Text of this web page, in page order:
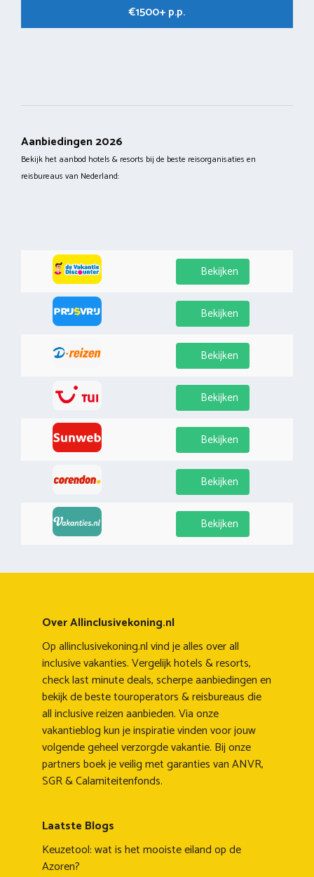
€1500+ p.p.
Aanbiedingen 2026
Bekijk het aanbod hotels & resorts bij de beste reisorganisaties en
reisbureaus van Nederland:
Bekijken
Bekijken
Bekijken
Bekijken
Bekijken
Bekijken
Bekijken
Over Allinclusivekoning.nl
Op allinclusivekoning.nl vind je alles over all
inclusive vakanties. Vergelijk hotels & resorts,
check last minute deals, scherpe aanbiedingen en
bekijk de beste touroperators & reisbureaus die
all inclusive reizen aanbieden. Via onze
vakantieblog kun je inspiratie vinden voor jouw
volgende geheel verzorgde vakantie. Bij onze
partners boek je veilig met garanties van ANVR,
SGR & Calamiteitenfonds.
Laatste Blogs
Keuzetool: wat is het mooiste eiland op de
Azoren?